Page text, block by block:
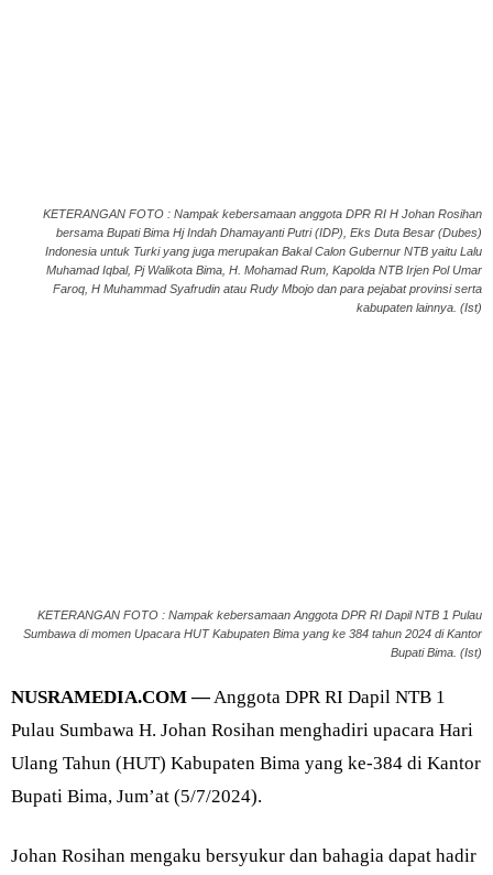
KETERANGAN FOTO : Nampak kebersamaan anggota DPR RI H Johan Rosihan
bersama Bupati Bima Hj Indah Dhamayanti Putri (IDP), Eks Duta Besar (Dubes)
Indonesia untuk Turki yang juga merupakan Bakal Calon Gubernur NTB yaitu Lalu
Muhamad Iqbal, Pj Walikota Bima, H. Mohamad Rum, Kapolda NTB Irjen Pol Umar
Faroq, H Muhammad Syafrudin atau Rudy Mbojo dan para pejabat provinsi serta
kabupaten lainnya. (Ist)
KETERANGAN FOTO : Nampak kebersamaan Anggota DPR RI Dapil NTB 1 Pulau
Sumbawa di momen Upacara HUT Kabupaten Bima yang ke 384 tahun 2024 di Kantor
Bupati Bima. (Ist)
NUSRAMEDIA.COM —Anggota DPR RI Dapil NTB 1
Pulau Sumbawa H. Johan Rosihan menghadiri upacara Hari
Ulang Tahun (HUT) Kabupaten Bima yang ke-384 di Kantor
Bupati Bima, Jum’at (5/7/2024).
Johan Rosihan mengaku bersyukur dan bahagia dapat hadir